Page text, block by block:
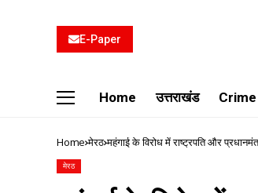
E-Paper
Home उत्तराखंड Crime
Home मेरठ महंगाई के विरोध में राष्ट्रपति और
मेरठ